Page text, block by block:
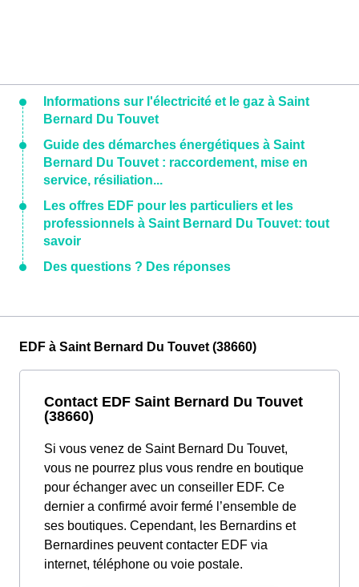
Informations sur l'électricité et le gaz à Saint
Bernard Du Touvet
Guide des démarches énergétiques à Saint
Bernard Du Touvet : raccordement, mise en
service, résiliation...
Les offres EDF pour les particuliers et les
professionnels à Saint Bernard Du Touvet: tout
savoir
Des questions ? Des réponses
EDF à Saint Bernard Du Touvet (38660)
Contact EDF Saint Bernard Du Touvet
(38660)
Si vous venez de Saint Bernard Du Touvet,
vous ne pourrez plus vous rendre en boutique
pour échanger avec un conseiller EDF. Ce
dernier a confirmé avoir fermé l’ensemble de
ses boutiques. Cependant, les Bernardins et
Bernardines peuvent contacter EDF via
internet, téléphone ou voie postale.